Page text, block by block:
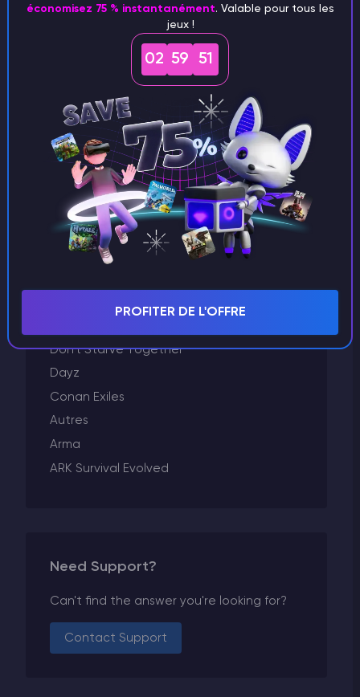
Plugins et modifications
Left 4 Dead 2
Killing Floor 2
Hébergement VPS
GTA 5
Godlike Panel
Garry's Mod
Facturation
Don't Starve Together
Dayz
Conan Exiles
Autres
Arma
ARK Survival Evolved
Need Support?
Can't find the answer you're looking for?
Contact Support
économisez 75 % instantanément. Valable pour tous les
jeux !
02 59 51
PROFITER DE L'OFFRE